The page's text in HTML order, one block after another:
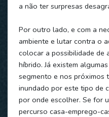
a não ter surpresas
Por outro lado, e com a
ambiente e lutar contra o
colocar a possibilidade de
híbrido. Já existem
segmento e nos próximos
inundado por este tipo de
por onde escolher. Se for
percurso casa-emprego-